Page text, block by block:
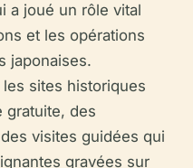
a joué un rôle vital
et les opérations
japonaises.
sites historiques
gratuite, des
visites guidées qui
gravées sur